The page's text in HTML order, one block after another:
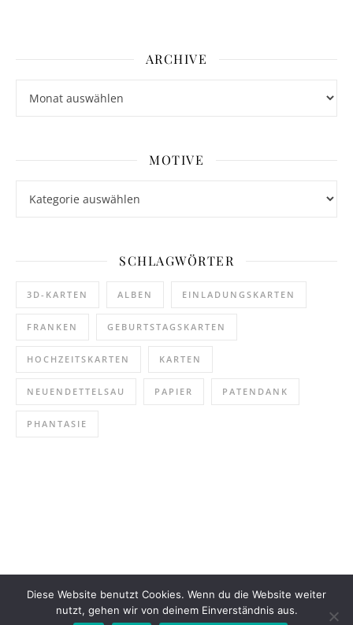
ARCHIVE
MOTIVE
SCHLAGWÖRTER
3D-KARTEN ALBEN EINLADUNGSKARTEN
FRANKEN GEBURTSTAGSKARTEN
HOCHZEITSKARTEN KARTEN
NEUENDETTELSAU PAPIER PATENDANK
PHANTASIE
Diese Website benutzt Cookies. Wenn du die Website weiter
nutzt, gehen wir von deinem Einverständnis aus.